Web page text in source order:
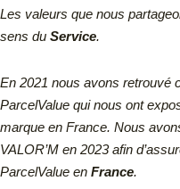
Les valeurs que nous
sens du Service.
En 2021 nous avons retrouvé
ParcelValue qui nous ont
marque en France. Nous
VALOR’M en 2023 afin
ParcelValue en France.